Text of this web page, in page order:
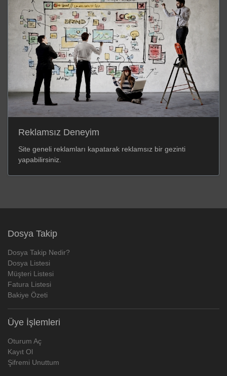
Reklamsız Deneyim
Site geneli reklamları kapatarak reklamsız bir gezinti
yapabilirsiniz.
Dosya Takip
Dosya Takip Nedir?
Dosya Listesi
Müşteri Listesi
Fatura Listesi
Bakiye Özeti
Üye İşlemleri
Oturum Aç
Kayıt Ol
Şifremi Unuttum